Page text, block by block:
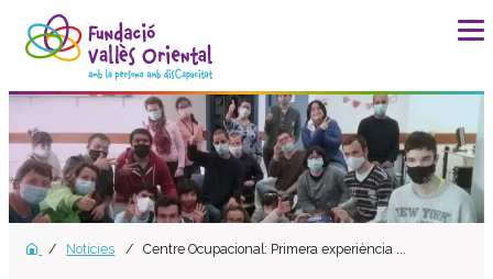
La fundació
Història
Missió, visió i valors
Distincions i entitats
Model de qualitat
Notícies Centre Ocupacional: Primera experiència ...